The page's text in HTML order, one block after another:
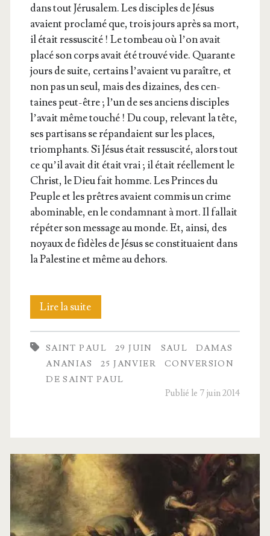
dans tout Jéru­sa­lem. Les dis­ciples de Jésus
avaient pro­cla­mé que, trois jours après sa mort,
il était res­sus­ci­té ! Le tom­beau où l’on avait
pla­cé son corps avait été trou­vé vide. Qua­rante
jours de suite, cer­tains l’a­vaient vu paraître, et
non pas un seul, mais des dizaines, des cen­
taines peut-être ; l’un de ses anciens dis­ciples
l’a­vait même tou­ché ! Du coup, rele­vant la tête,
ses par­ti­sans se répan­daient sur les places,
triom­phants. Si Jésus était res­sus­ci­té, alors tout
ce qu’il avait dit était vrai ; il était réel­le­ment le
Christ, le Dieu fait homme. Les Princes du
Peuple et les prêtres avaient com­mis un crime
abo­mi­nable, en le condam­nant à mort. Il fal­lait
répé­ter son mes­sage au monde. Et, ain­si, des
noyaux de fidèles de Jésus se consti­tuaient dans
la Pales­tine et même au dehors.
Lire la suiteConver­
sion
de
Saint Paul
SAINT PAUL 29 JUIN SAUL
DAMAS
ANANIAS
25 JANVIER
CONVERSION
DE SAINT PAUL
Publié le 7 juin 2014